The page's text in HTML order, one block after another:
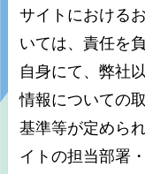
サイトにおける
いては、責任を
自身にて、弊社
情報についての
基準等が定めら
イトの担当部署